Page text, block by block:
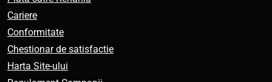
Cariere
Conformitate
Chestionar de satisfactie
Harta Site-ului